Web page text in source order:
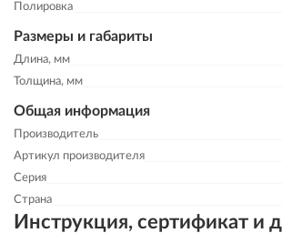
Полировка
Размеры и габариты
Длина, мм
Толщина, мм
Общая информация
Производитель
Артикул производителя
Серия
Страна
Инструкция, сертификат и